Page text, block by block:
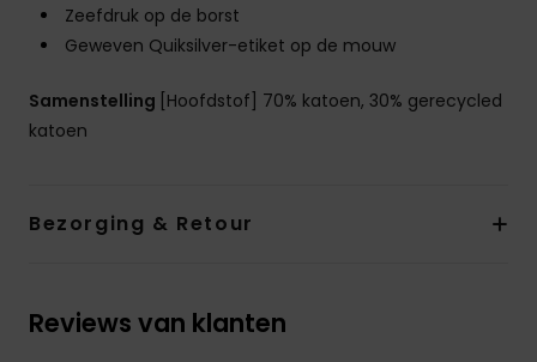
Zeefdruk op de borst
Geweven Quiksilver-etiket op de mouw
Samenstelling [Hoofdstof] 70% katoen, 30% gerecycled
katoen
Bezorging & Retour
Reviews van klanten